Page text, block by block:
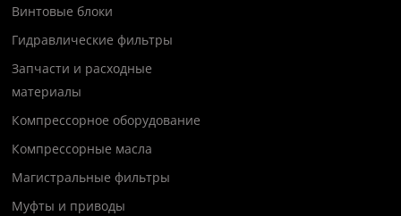
Винтовые блоки
Гидравлические фильтры
Запчасти и расходные
материалы
Компрессорное оборудование
Компрессорные масла
Магистральные фильтры
Муфты и приводы